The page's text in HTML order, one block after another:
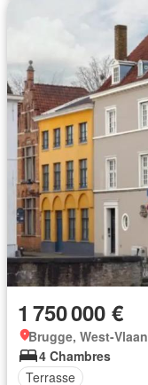
1 750 000 €
Brugge, West-
4 Chambres
Terrasse